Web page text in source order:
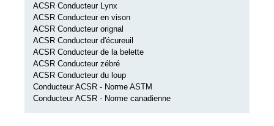
ACSR Conducteur Lynx
ACSR Conducteur en vison
ACSR Conducteur orignal
ACSR Conducteur d'écureuil
ACSR Conducteur de la belette
ACSR Conducteur zébré
ACSR Conducteur du loup
Conducteur ACSR - Norme ASTM
Conducteur ACSR - Norme canadienne